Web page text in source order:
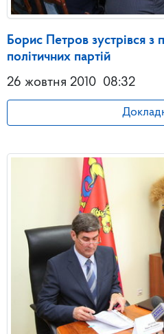
Борис Петров зустрівся з
політичних партій
26 жовтня 2010 08:32